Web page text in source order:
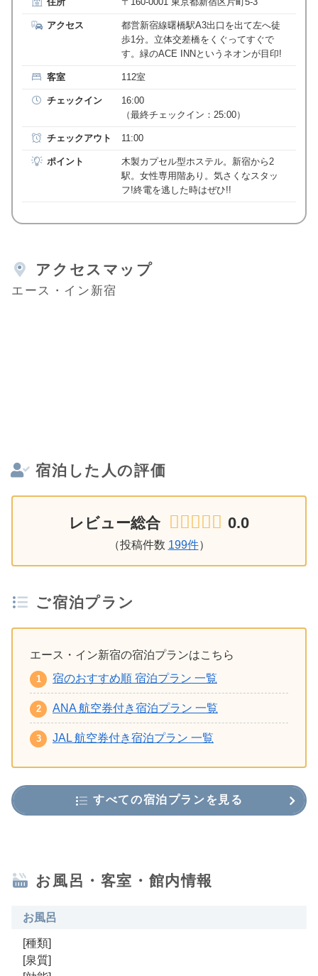
アクセス
都営新宿線曙橋駅A3出口を出て左へ徒
歩1分。立体交差橋をくぐってすぐで
す。緑のACE INNというネオンが目印!
客室 112室
チェックイン
16:00
（最終チェックイン：25:00）
チェックアウト 11:00
ポイント
木製カプセル型ホステル。新宿から2
駅。女性専用階あり。気さくなスタッ
フ!終電を逃した時はぜひ!!
アクセスマップ
エース・イン新宿
宿泊した人の評価
レビュー総合 0.0
（投稿件数 199件）
ご宿泊プラン
エース・イン新宿の宿泊プランはこちら
宿のおすすめ順 宿泊プラン 一覧
ANA 航空券付き宿泊プラン 一覧
JAL 航空券付き宿泊プラン 一覧
すべての宿泊プランを見る
お風呂・客室・館内情報
お風呂
[種類]
[泉質]